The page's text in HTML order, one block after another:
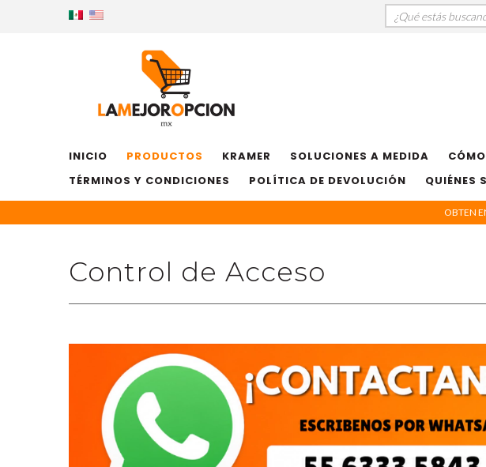
INICIO PRODUCTOS KRAMER SOLUCIONES A MEDIDA
TÉRMINOS Y CONDICIONES
POLÍTICA DE DEVOLUCIÓN QUIÉNES
OBTEN
Control de Acceso